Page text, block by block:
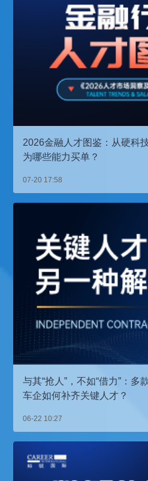
2026金融人才图鉴：从硬科
为哪些能力买单？
07-20 17:58
与其“抢人”，不如“借力”：多
车企如何补齐关键人才？
06-22 10:27